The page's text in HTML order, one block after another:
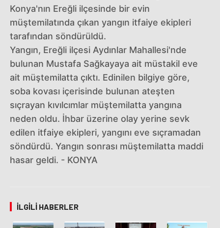
Konya'nın Ereğli ilçesinde bir evin
müştemilatında çıkan yangın itfaiye ekipleri
tarafından söndürüldü.
Yangın, Ereğli ilçesi Aydınlar Mahallesi'nde
bulunan Mustafa Sağkayaya ait müstakil eve
ait müştemilatta çıktı. Edinilen bilgiye göre,
soba kovası içerisinde bulunan ateşten
sıçrayan kıvılcımlar müştemilatta yangına
neden oldu. İhbar üzerine olay yerine sevk
edilen itfaiye ekipleri, yangını eve sıçramadan
söndürdü. Yangın sonrası müştemilatta maddi
hasar geldi. - KONYA
İLGILI HABERLER